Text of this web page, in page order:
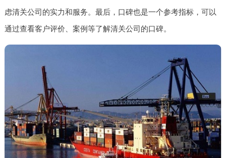
虑清关公司的实力和服务。最后，口碑也是一个参考指标，可以
通过查看客户评价、案例等了解清关公司的口碑。